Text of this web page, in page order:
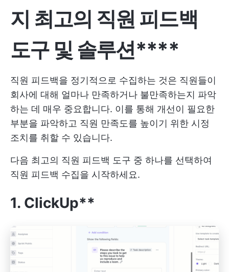
지 최고의 직원 피드백
도구 및 솔루션****
직원 피드백을 정기적으로 수집하는 것은 직원들이
회사에 대해 얼마나 만족하거나 불만족하는지 파악
하는 데 매우 중요합니다. 이를 통해 개선이 필요한
부분을 파악하고 직원 만족도를 높이기 위한 시정
조치를 취할 수 있습니다.
다음 최고의 직원 피드백 도구 중 하나를 선택하여
직원 피드백 수집을 시작하세요.
1. ClickUp**